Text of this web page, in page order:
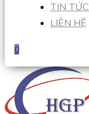
TIN TỨC
LIÊN HỆ
0